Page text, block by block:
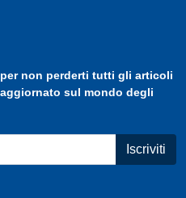
non perderti tutti gli articoli
sul mondo degli
Iscriviti